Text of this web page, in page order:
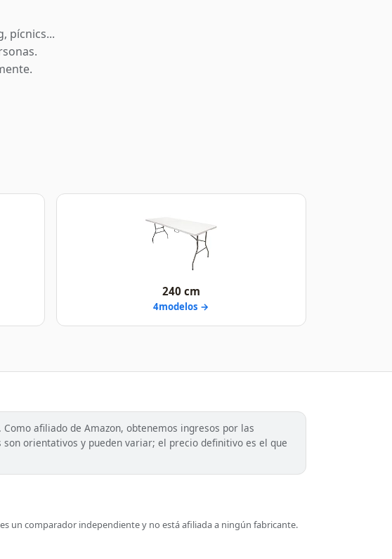
pícnics...
240 cm
4modelos →
afiliado de Amazon, obtenemos ingresos por las
orientativos y pueden variar; el precio definitivo es el que
un comparador independiente y no está afiliada a ningún fabricante.